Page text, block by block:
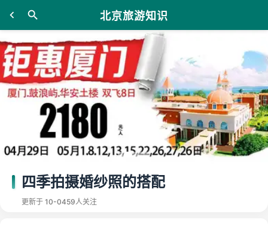
北京旅游知识
四季拍摄婚纱照的搭配
更新于 10-0459人关注